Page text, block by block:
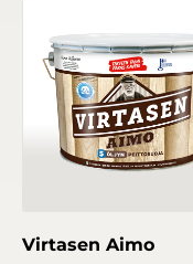
Virtasen Aimo